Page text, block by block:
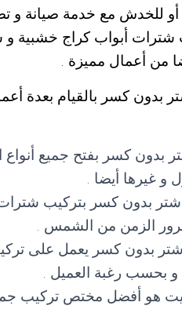
للخدش مع خدمة صيانة و
شترات أبواب كراج خشبية و
من أعمال مميزة .
بدون كسر بالقيام بعدة
بدون كسر بفتح جميع أنواع
و غيرها أيضا .
بدون كسر بتركيب
مرور الزمن من الشمس .
بدون كسر يعمل على
و بحسب رغبة العميل .
هو أفضل مختص تركيب